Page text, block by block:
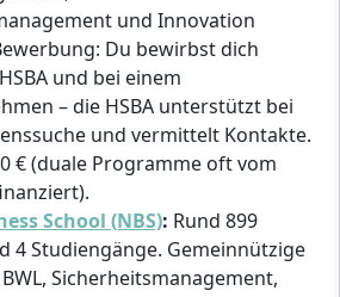
und Innovation
Du bewirbst dich
und bei einem
– die HSBA unterstützt bei
und vermittelt Kontakte.
€ (duale Programme oft vom
School (NBS): Rund 899
4 Studiengänge. Gemeinnützige
Sicherheitsmanagement,